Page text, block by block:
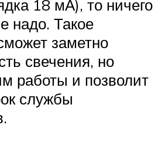
18 мА), то ничего
надо. Такое
заметно
свечения, но
работы и позволит
службы